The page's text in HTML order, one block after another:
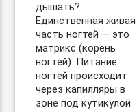
дышать?
Единственная живая
часть ногтей — это
матрикс (корень
ногтей). Питание
ногтей происходит
через капилляры в
зоне под кутикулой